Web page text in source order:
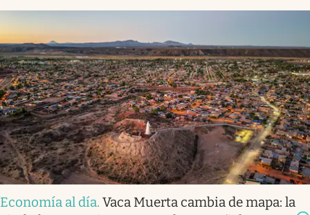
Economía al día. Vaca Muerta cambia de mapa: la